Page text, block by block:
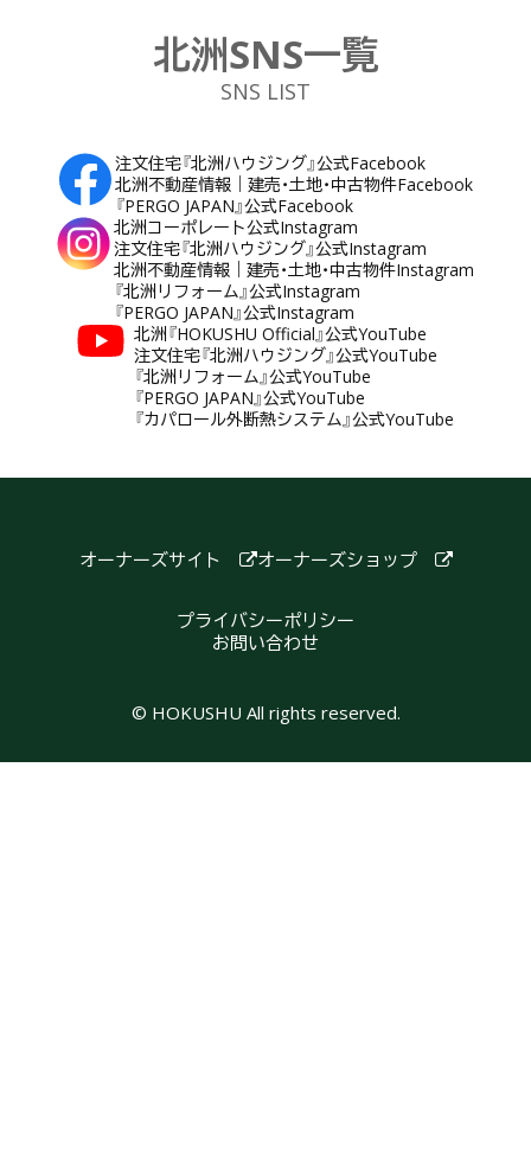
北洲SNS一覧
SNS LIST
注文住宅『北洲ハウジング』公式Facebook
北洲不動産情報｜建売・土地・中古物件Facebook
『PERGO JAPAN』公式Facebook
北洲コーポレート公式Instagram
注文住宅『北洲ハウジング』公式Instagram
北洲不動産情報｜建売・土地・中古物件Instagram
『北洲リフォーム』公式Instagram
『PERGO JAPAN』公式Instagram
北洲『HOKUSHU Official』公式YouTube
注文住宅『北洲ハウジング』公式YouTube
『北洲リフォーム』公式YouTube
『PERGO JAPAN』公式YouTube
『カパロール外断熱システム』公式YouTube
オーナーズサイト オーナーズショップ
プライバシーポリシー
お問い合わせ
© HOKUSHU All rights reserved.